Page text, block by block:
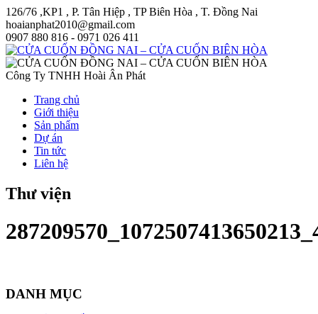
126/76 ,KP1 , P. Tân Hiệp , TP Biên Hòa , T. Đồng Nai
hoaianphat2010@gmail.com
0907 880 816 - 0971 026 411
Công Ty TNHH Hoài Ân Phát
Trang chủ
Giới thiệu
Sản phẩm
Dự án
Tin tức
Liên hệ
Thư viện
DANH MỤC